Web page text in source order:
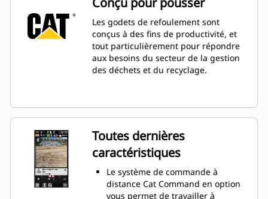
Les godets de refoulement sont
conçus à des fins de productivité, et
tout particulièrement pour répondre
aux besoins du secteur de la gestion
des déchets et du recyclage.
Toutes dernières
caractéristiques
Le système de commande à
distance Cat Command en option
vous permet de travailler à